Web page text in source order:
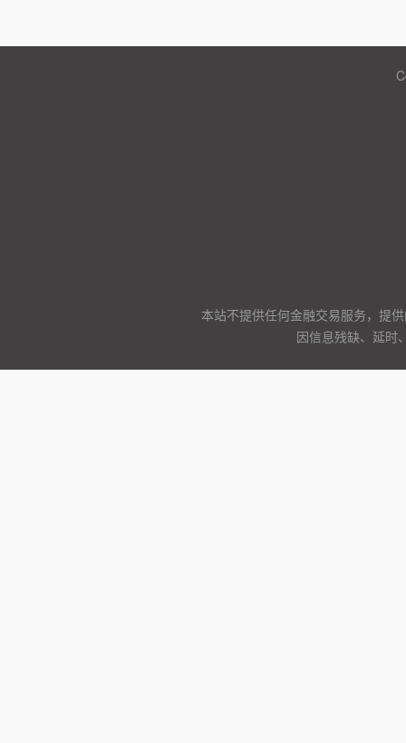
本站不提供任何金融交易服务，提
因信息残缺、延时